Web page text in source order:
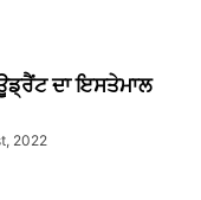
ਦਾ ਇਸਤੇਮਾਲ
2022